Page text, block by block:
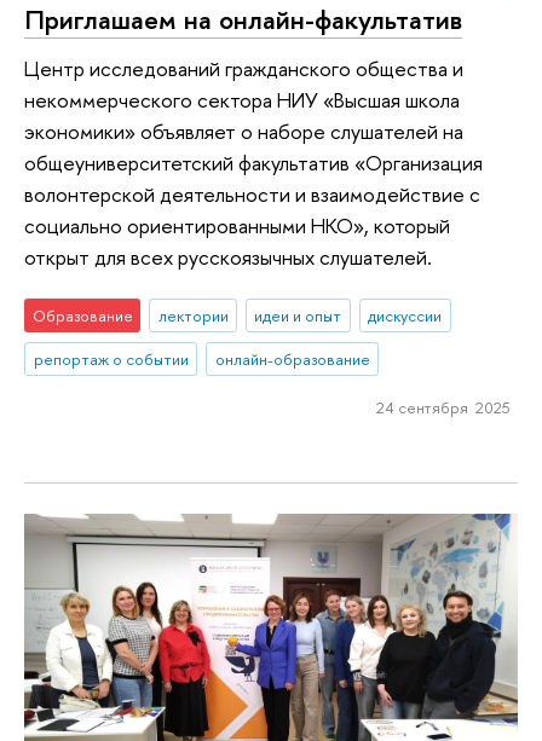
Приглашаем на онлайн-факультатив
Центр исследований гражданского общества и
некоммерческого сектора НИУ «Высшая школа
экономики» объявляет о наборе слушателей на
общеуниверситетский факультатив «Организация
волонтерской деятельности и взаимодействие с
социально ориентированными НКО», который
открыт для всех русскоязычных слушателей.
Образование лектории идеи и опыт
дискуссии
репортаж о событии
онлайн-образование
24 сентября 2025